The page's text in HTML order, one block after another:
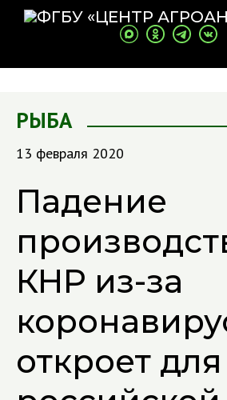
РЫБА
13 февраля 2020
Падение
КНР из-за
откроет для